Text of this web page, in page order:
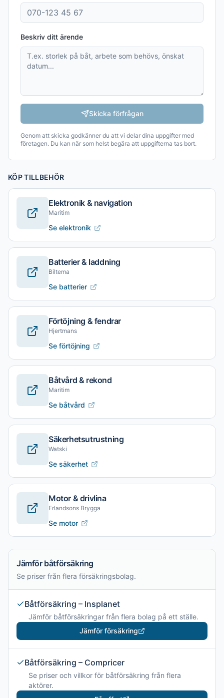
Beskriv ditt ärende
Skicka förfrågan
Genom att skicka godkänner du att vi delar dina uppgifter med
företagen. Du kan när som helst begära att uppgifterna tas bort.
KÖP TILLBEHÖR
Elektronik & navigation
Maritim
Se elektronik
Batterier & laddning
Biltema
Se batterier
Förtöjning & fendrar
Hjertmans
Se förtöjning
Båtvård & rekond
Maritim
Se båtvård
Säkerhetsutrustning
Watski
Se säkerhet
Motor & drivlina
Erlandsons Brygga
Se motor
Jämför båtförsäkring
Se priser från flera försäkringsbolag.
Båtförsäkring – Insplanet
Jämför båtförsäkringar från flera bolag på ett ställe.
Jämför försäkring
Båtförsäkring – Compricer
Se priser och villkor för båtförsäkring från flera
aktörer.